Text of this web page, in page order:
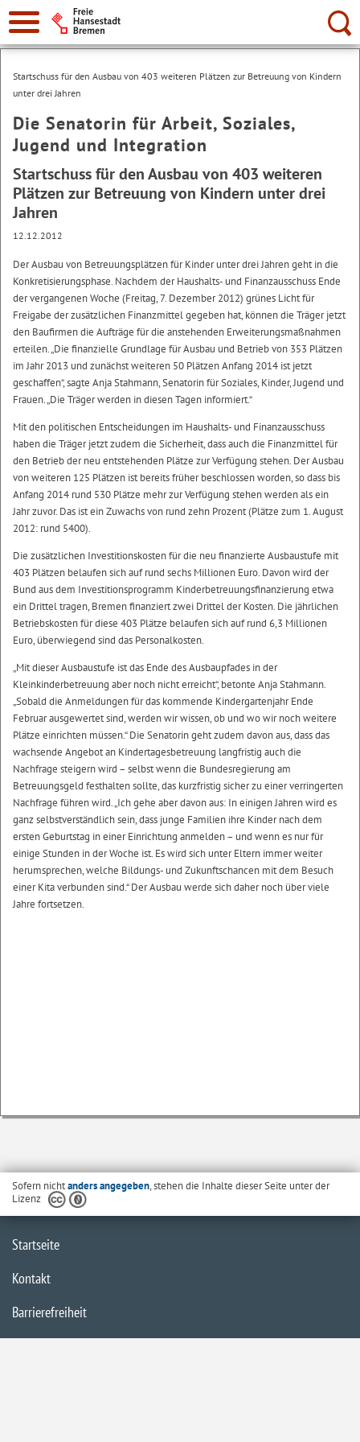
Suche:
Startschuss für den Ausbau von 403 weiteren Plätzen zur Betreuung von Kindern
unter drei Jahren
Die Senatorin für Arbeit, Soziales,
Jugend und Integration
Startschuss für den Ausbau von 403 weiteren
Plätzen zur Betreuung von Kindern unter drei
Jahren
12.12.2012
Der Ausbau von Betreuungsplätzen für Kinder unter drei Jahren geht in die
Konkretisierungsphase. Nachdem der Haushalts- und Finanzausschuss Ende
der vergangenen Woche (Freitag, 7. Dezember 2012) grünes Licht für
Freigabe der zusätzlichen Finanzmittel gegeben hat, können die Träger jetzt
den Baufirmen die Aufträge für die anstehenden Erweiterungsmaßnahmen
erteilen. „Die finanzielle Grundlage für Ausbau und Betrieb von 353 Plätzen
im Jahr 2013 und zunächst weiteren 50 Plätzen Anfang 2014 ist jetzt
geschaffen“, sagte Anja Stahmann, Senatorin für Soziales, Kinder, Jugend und
Frauen. „Die Träger werden in diesen Tagen informiert.“
Mit den politischen Entscheidungen im Haushalts- und Finanzausschuss
haben die Träger jetzt zudem die Sicherheit, dass auch die Finanzmittel für
den Betrieb der neu entstehenden Plätze zur Verfügung stehen. Der Ausbau
von weiteren 125 Plätzen ist bereits früher beschlossen worden, so dass bis
Anfang 2014 rund 530 Plätze mehr zur Verfügung stehen werden als ein
Jahr zuvor. Das ist ein Zuwachs von rund zehn Prozent (Plätze zum 1. August
2012: rund 5400).
Die zusätzlichen Investitionskosten für die neu finanzierte Ausbaustufe mit
403 Plätzen belaufen sich auf rund sechs Millionen Euro. Davon wird der
Bund aus dem Investitionsprogramm Kinderbetreuungsfinanzierung etwa
ein Drittel tragen, Bremen finanziert zwei Drittel der Kosten. Die jährlichen
Betriebskosten für diese 403 Plätze belaufen sich auf rund 6,3 Millionen
Euro, überwiegend sind das Personalkosten.
„Mit dieser Ausbaustufe ist das Ende des Ausbaupfades in der
Kleinkinderbetreuung aber noch nicht erreicht“, betonte Anja Stahmann.
„Sobald die Anmeldungen für das kommende Kindergartenjahr Ende
Februar ausgewertet sind, werden wir wissen, ob und wo wir noch weitere
Plätze einrichten müssen.“ Die Senatorin geht zudem davon aus, dass das
wachsende Angebot an Kindertagesbetreuung langfristig auch die
Nachfrage steigern wird – selbst wenn die Bundesregierung am
Betreuungsgeld festhalten sollte, das kurzfristig sicher zu einer verringerten
Nachfrage führen wird. „Ich gehe aber davon aus: In einigen Jahren wird es
ganz selbstverständlich sein, dass junge Familien ihre Kinder nach dem
ersten Geburtstag in einer Einrichtung anmelden – und wenn es nur für
einige Stunden in der Woche ist. Es wird sich unter Eltern immer weiter
herumsprechen, welche Bildungs- und Zukunftschancen mit dem Besuch
einer Kita verbunden sind.“ Der Ausbau werde sich daher noch über viele
Jahre fortsetzen.
Sofern nichtanders angegeben, stehen die Inhalte dieser Seite unter der
Lizenz
Startseite
Kontakt
Barrierefreiheit